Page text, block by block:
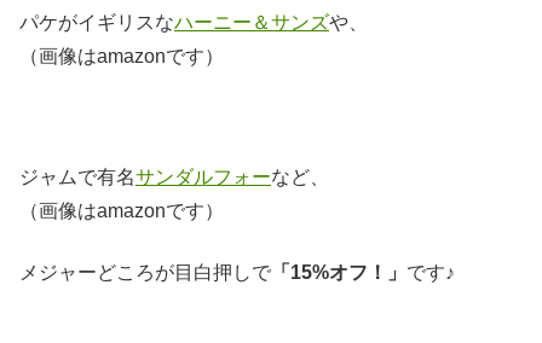
パケがイギリスなハーニー＆サンズや、
（画像はamazonです）
ジャムで有名サンダルフォーなど、
（画像はamazonです）
メジャーどころが目白押しで 「15%オフ！」 です♪